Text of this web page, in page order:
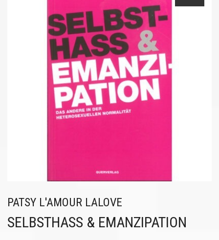
PATSY L'AMOUR LALOVE
SELBSTHASS & EMANZIPATION